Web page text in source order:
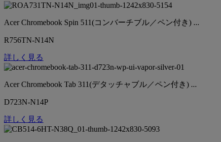
Acer Chromebook Spin 511(コンバーチブル／ペン付き) ...
R756TN-N14N
詳しく見る
Acer Chromebook Tab 311(デタッチャブル／ペン付き) ...
D723N-N14P
詳しく見る